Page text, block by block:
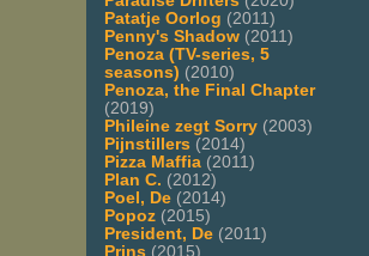
Patatje Oorlog (2011)
Penny's Shadow (2011)
Penoza (TV-series, 5
seasons) (2010)
Penoza, the Final Chapter
(2019)
Phileine zegt Sorry (2003)
Pijnstillers (2014)
Pizza Maffia (2011)
Plan C. (2012)
Poel, De (2014)
Popoz (2015)
President, De (2011)
Prins (2015)